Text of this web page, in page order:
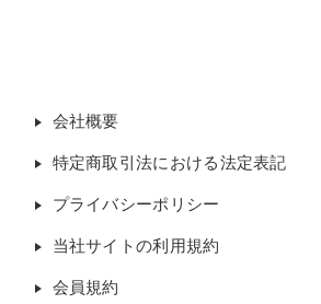
会社概要
特定商取引法における法定表記
プライバシーポリシー
当社サイトの利用規約
会員規約